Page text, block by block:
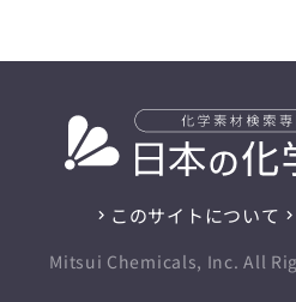
このサイトについて
Mitsui Chemicals, Inc. All